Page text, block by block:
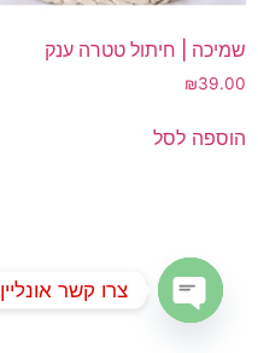
שמיכה | חיתול טטרה ענק
₪39.00
הוספה לסל
צרו קשר אונליין